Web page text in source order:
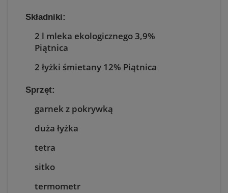
Składniki:
2 l mleka ekologicznego 3,9%
Piątnica
2 łyżki śmietany 12% Piątnica
Sprzęt:
garnek z pokrywką
duża łyżka
tetra
sitko
termometr